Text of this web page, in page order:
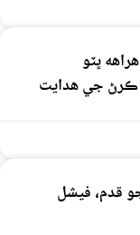
ڀٽو
قدم، فيشل